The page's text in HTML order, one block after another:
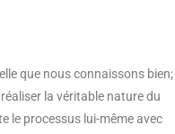
que nous connaissons bien;
la véritable nature du
le processus lui-même avec